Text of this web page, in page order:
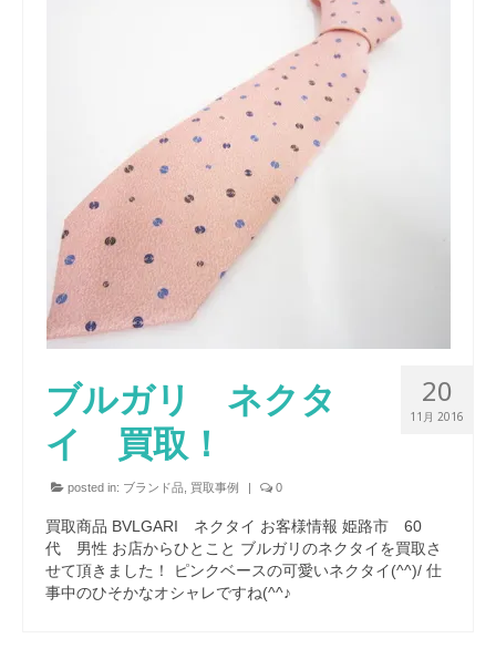
20
11月 2016
ブルガリ ネクタ
イ 買取！
posted in: ブランド品 買取事例 | 0
買取商品 BVLGARI ネクタイ お客様情報 姫路市 60
代 男性 お店からひとこと ブルガリのネクタイを買取さ
せて頂きました！ ピンクベースの可愛いネクタイ(^^)/ 仕
事中のひそかなオシャレですね(^^♪